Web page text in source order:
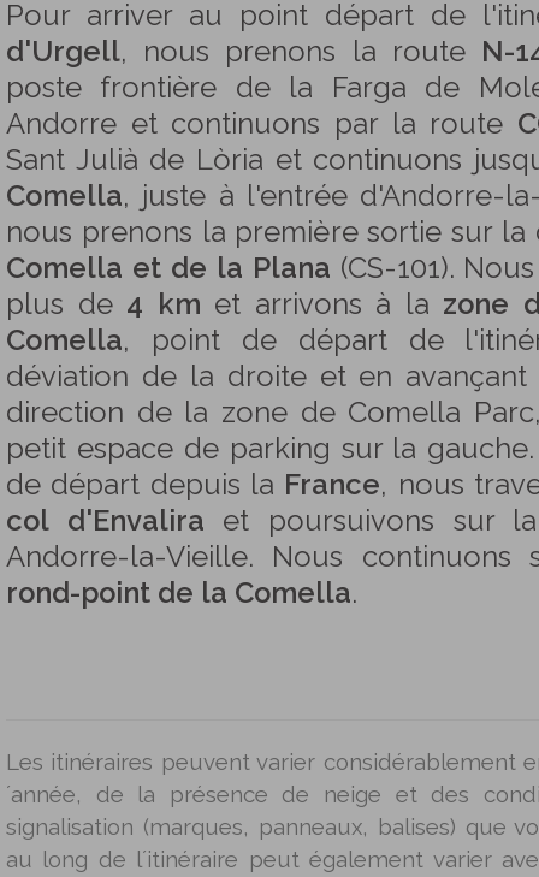
Pour arriver au point départ de
d'Urgell, nous prenons la route N-
poste frontière de la Farga de
Andorre et continuons par la route
Sant Julià de Lòria et continuons
Comella, juste à l'entrée d'Andorre-
nous prenons la première sortie sur
Comella et de la Plana (CS-101).
plus de 4 km et arrivons à la zone
Comella, point de départ de
déviation de la droite et en
direction de la zone de Comella
petit espace de parking sur la
de départ depuis la France, nous
col d'Envalira et poursuivons sur
Andorre-la-Vieille. Nous
rond-point de la Comella.
Les itinéraires peuvent varier considérablement
´année, de la présence de neige et des
signalisation (marques, panneaux, balises) que
au long de l´itinéraire peut également varier